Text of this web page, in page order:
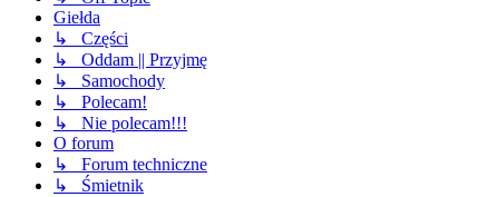
Giełda
↳ Części
↳ Oddam || Przyjmę
↳ Samochody
↳ Polecam!
↳ Nie polecam!!!
O forum
↳ Forum techniczne
↳ Śmietnik